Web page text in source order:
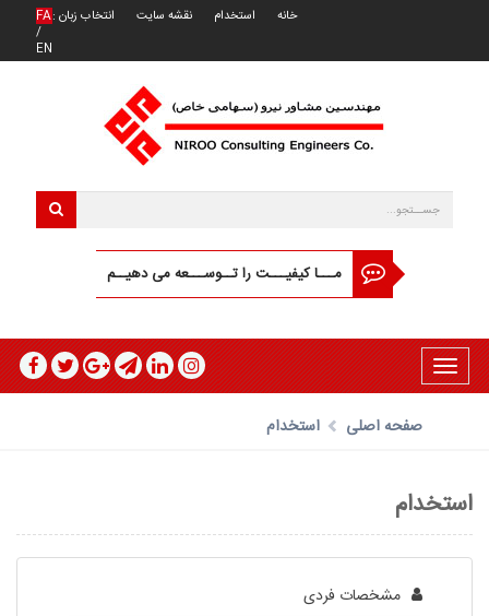
انتخاب زبان :FA
/
EN
نقشه سایت استخدام خانه
مـــا کیفیـــت را تــوســـعه می دهیــم
Toggle
navigation
صفحه اصلی
استخدام
استخدام
مشخصات فردی